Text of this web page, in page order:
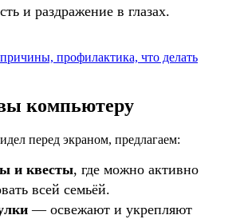
и раздражение в глазах.
профилактика, что делать
компьютеру
перед экраном, предлагаем:
и квесты, где можно активно
всей семьёй.
— освежают и укрепляют